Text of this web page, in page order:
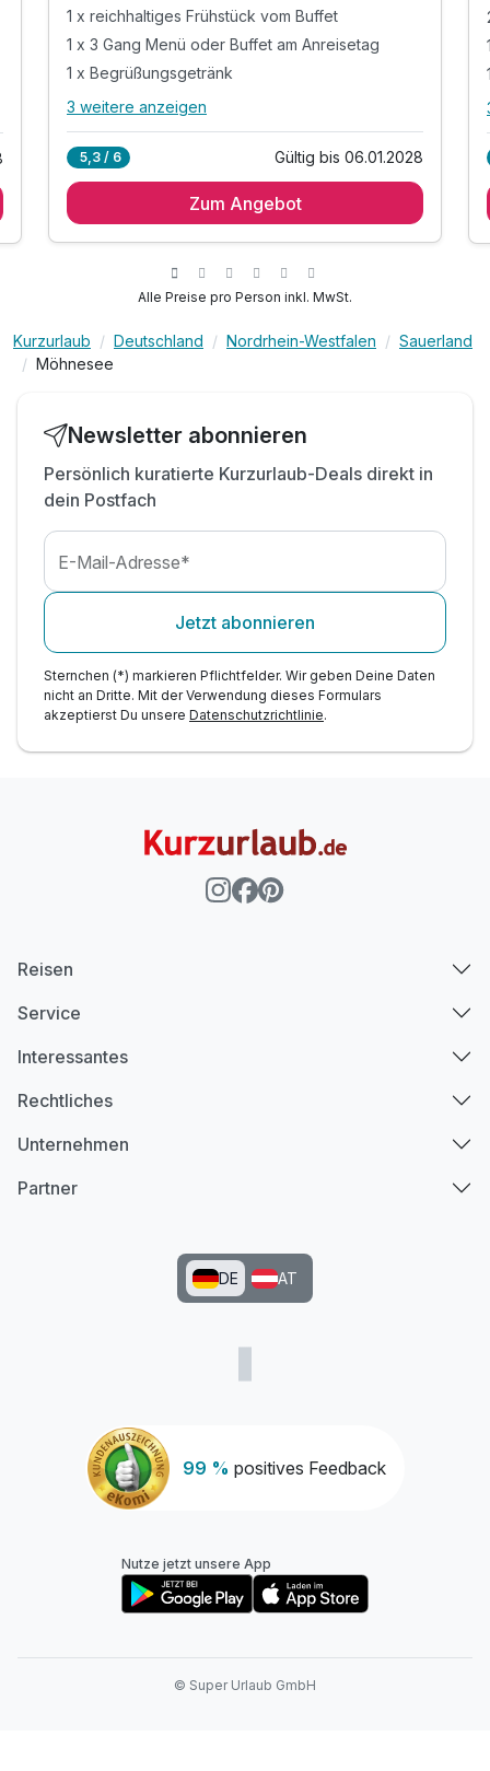
1 x reichhaltiges Frühstück vom Buffet
1 x 3 Gang Menü oder Buffet am Anreisetag
1 x Begrüßungsgetränk
Alle Inklusivleistungen
1 x reichhaltiges Frühstück vom Buffet
1 x Flasche Wasser bei Anreise im Zimmer
inkl. Nutzung W-LAN
3 weitere anzeigen
5,3 / 6 Gültig bis 06.01.2028
Zum Angebot
Alle Preise pro Person inkl. MwSt.
Kurzurlaub Deutschland Nordrhein-Westfalen
Sauerland
Möhnesee
Newsletter abonnieren
Persönlich kuratierte Kurzurlaub-Deals direkt in
dein Postfach
E-Mail-Adresse*
Jetzt abonnieren
Sternchen (*) markieren Pflichtfelder. Wir geben Deine Daten
nicht an Dritte. Mit der Verwendung dieses Formulars
akzeptierst Du unsere Datenschutzrichtlinie.
99 % positives Feedback
Reisen
Service
Interessantes
Rechtliches
Unternehmen
Partner
DE AT
Nutze jetzt unsere App
© Super Urlaub GmbH